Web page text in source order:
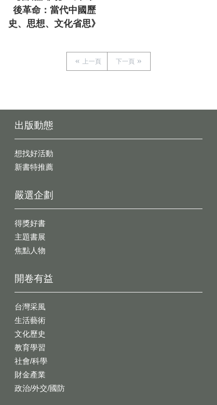
後革命：當代中國歷
史、思想、文化省思》
上一頁 下一頁
出版動態
想找好活動
新書特推薦
開卷有益
台灣采風
生活藝術
文化歷史
教育學習
社會/科學
財金產業
政治/外交/國防
嚴選企劃
得獎好書
主題書展
焦點人物